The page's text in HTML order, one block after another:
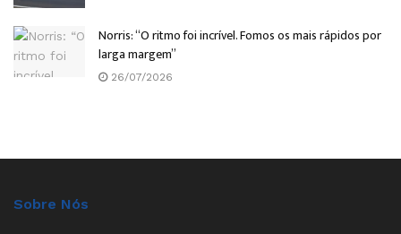
Norris: “O ritmo foi incrível. Fomos os mais rápidos por
larga margem”
26/07/2026
Sobre Nós